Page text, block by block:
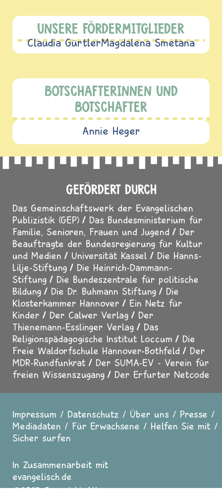
UNSERE FÖRDERMITGLIEDER
Claudia GürtlerMagdalena Smetana
BOTSCHAFTERINNEN UND
BOTSCHAFTER
Annie Heger
GEFÖRDERT DURCH
Das Gemeinschaftswerk der Evangelischen
Publizistik (GEP)
Das Bundesministerium für
Familie, Senioren, Frauen und Jugend
Der
Beauftragte der Bundesregierung für Kultur
und Medien
Universität Kassel
Die Hanns-
Lilje-Stiftung
Die Heinrich-Dammann-
Stiftung
Die Bundeszentrale für politische
Bildung
Die Dr. Buhmann Stiftung
Die
Klosterkammer Hannover
Ein Netz für
Kinder
Der Calwer Verlag
Der
Thienemann-Esslinger Verlag
Das
Religionspädagogische Institut Loccum
Die
Freie Waldorfschule Hannover-Bothfeld
Der
MDR-Rundfunkrat
Der SUMA-EV - Verein für
freien Wissenszugang
Der Erfurter Netcode
Fußzeile
Impressum Datenschutz Über uns
Presse
Mediadaten
Für Erwachsene
Helfen Sie mit
Sicher surfen
In Zusammenarbeit mit
evangelisch.de